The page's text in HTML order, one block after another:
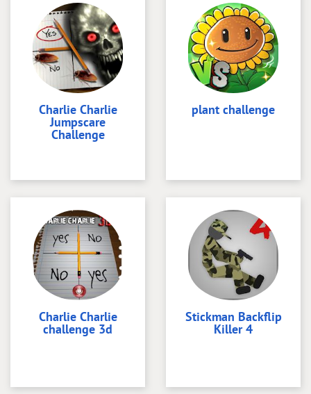
Charlie Charlie
Jumpscare
Challenge
plant challenge
Charlie Charlie
challenge 3d
Stickman Backflip
Killer 4